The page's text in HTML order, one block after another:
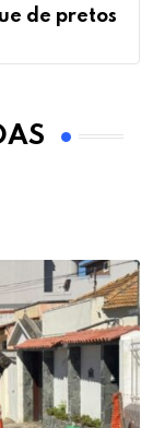
de pretos